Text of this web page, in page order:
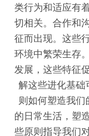
类行为和适应有
切相关。合作和
征而出现。这些
环境中繁荣生存
发展，这些特征
解这些进化基础
则如何塑造我
的日常生活，塑
些原则指导我们